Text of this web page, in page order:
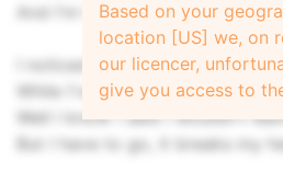
And I'm too tired to talk
I noticed tonight that the world
While I've been stuck here
Well I know I said I wouldn't
But I have to go, it breaks my
Based on your
location [US] we, on
our licencer,
give you access to